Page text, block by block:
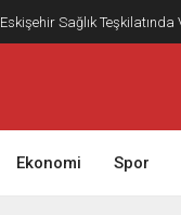
Eskişehir Sağlık Teşkilatında
Ekonomi Spor